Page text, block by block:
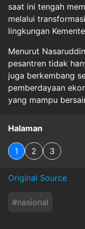
saat ini tengah
melalui
lingkungan
Menurut
pesantren tidak
juga berkembang
pemberdayaan
yang mampu
Halaman
1 2 3
Original Source
#nasional